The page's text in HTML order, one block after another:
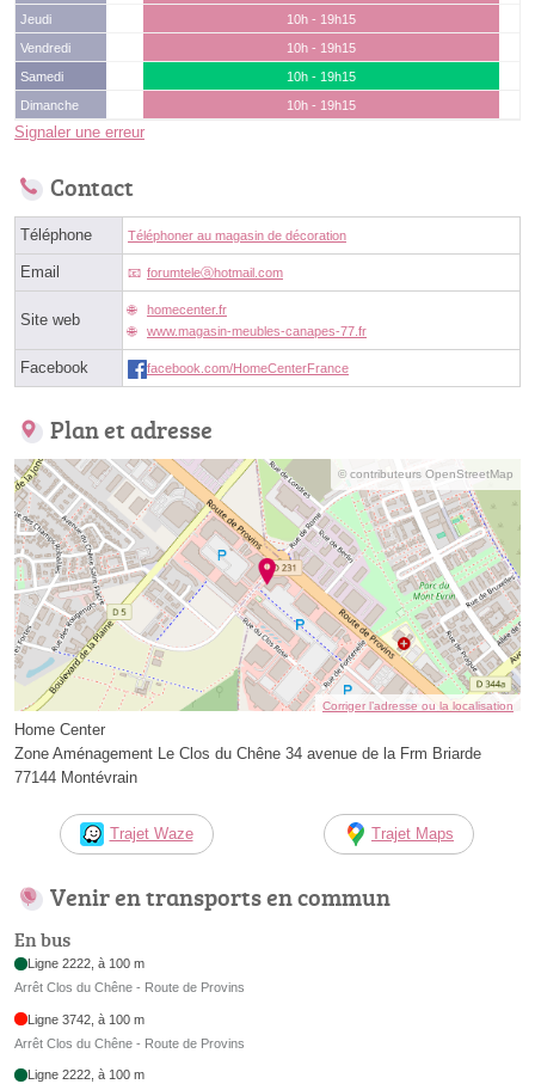
Jeudi
10h - 19h15
Vendredi
10h - 19h15
Samedi
10h - 19h15
Dimanche
10h - 19h15
Signaler une erreur
Contact
Téléphone Téléphoner au magasin de décoration
Email forumteleⓐhotmail.com
Site web
homecenter.fr
www.magasin-meubles-canapes-77.fr
Facebook facebook.com/HomeCenterFrance
Plan et adresse
© contributeurs OpenStreetMap
Corriger l’adresse ou la localisation
Home Center
Zone Aménagement Le Clos du Chêne 34 avenue de la Frm Briarde
77144 Montévrain
Trajet Waze Trajet Maps
Venir en transports en commun
En bus
Ligne 2222, à 100 m
Arrêt Clos du Chêne - Route de Provins
Ligne 3742, à 100 m
Arrêt Clos du Chêne - Route de Provins
Ligne 2222, à 100 m